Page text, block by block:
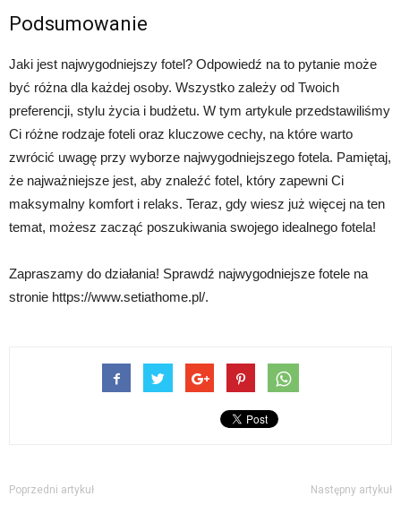
Podsumowanie
Jaki jest najwygodniejszy fotel? Odpowiedź na to pytanie może
być różna dla każdej osoby. Wszystko zależy od Twoich
preferencji, stylu życia i budżetu. W tym artykule przedstawiliśmy
Ci różne rodzaje foteli oraz kluczowe cechy, na które warto
zwrócić uwagę przy wyborze najwygodniejszego fotela. Pamiętaj,
że najważniejsze jest, aby znaleźć fotel, który zapewni Ci
maksymalny komfort i relaks. Teraz, gdy wiesz już więcej na ten
temat, możesz zacząć poszukiwania swojego idealnego fotela!
Zapraszamy do działania! Sprawdź najwygodniejsze fotele na
stronie https://www.setiathome.pl/.
Poprzedni artykuł Następny artykuł